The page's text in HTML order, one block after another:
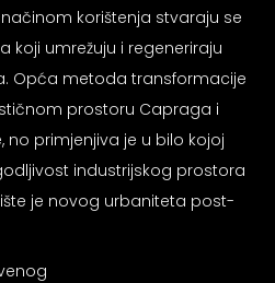
načinom korištenja stvaraju se
koji umrežuju i regeneriraju
Opća metoda transformacije
prostoru Capraga i
no primjenjiva je u bilo kojoj
industrijskog prostora
je novog urbaniteta post-